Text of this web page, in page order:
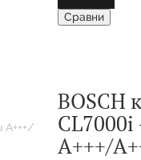
Сравни
BOSCH
CL7000i
А+++/